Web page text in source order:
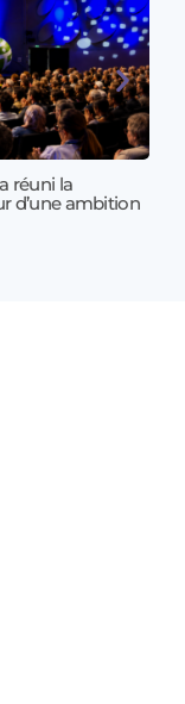
réuni la
d’une ambition